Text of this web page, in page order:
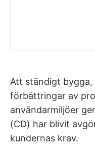
Att ständigt
förbättringar av
användarmiljöer
(CD) har blivit
kundernas krav.